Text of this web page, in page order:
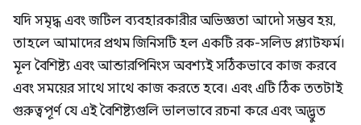
যদি সমৃদ্ধ এবং জটিল ব্যবহারকারীর অভিজ্ঞতা আদৌ সম্ভব হয়,
তাহলে আমাদের প্রথম জিনিসটি হল একটি রক-সলিড প্ল্যাটফর্ম।
মূল বৈশিষ্ট্য এবং আন্ডারপিনিংস অবশ্যই সঠিকভাবে কাজ করবে
এবং সময়ের সাথে সাথে কাজ করতে হবে। এবং এটি ঠিক ততটাই
গুরুত্বপূর্ণ যে এই বৈশিষ্ট্যগুলি ভালভাবে রচনা করে এবং অদ্ভুত